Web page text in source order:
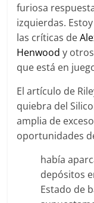
furiosa
izquierdas.
las críticas de
Henwood y
que está en
El artículo de
quiebra del
amplia de
oportunidades
había
depósitos
Estado de